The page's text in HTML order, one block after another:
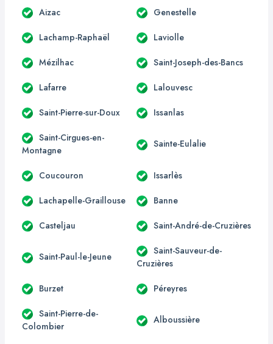
Aizac Genestelle
Lachamp-Raphaël Laviolle
Mézilhac Saint-Joseph-des-Bancs
Lafarre Lalouvesc
Saint-Pierre-sur-Doux Issanlas
Saint-Cirgues-en-
Montagne
Sainte-Eulalie
Coucouron Issarlès
Lachapelle-Graillouse Banne
Casteljau Saint-André-de-Cruzières
Saint-Paul-le-Jeune
Saint-Sauveur-de-
Cruzières
Burzet Péreyres
Saint-Pierre-de-
Colombier
Alboussière